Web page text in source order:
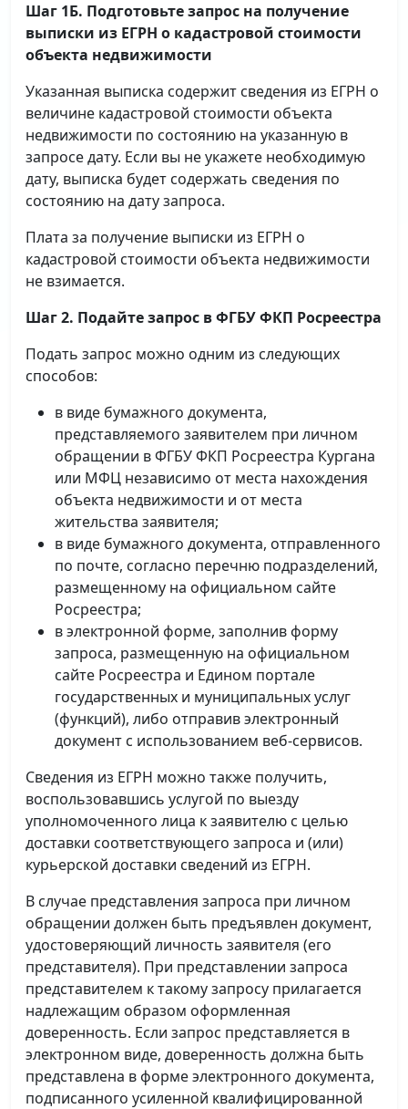
Шаг 1Б. Подготовьте запрос на получение
выписки из ЕГРН о кадастровой стоимости
объекта недвижимости
Указанная выписка содержит сведения из ЕГРН о
величине кадастровой стоимости объекта
недвижимости по состоянию на указанную в
запросе дату. Если вы не укажете необходимую
дату, выписка будет содержать сведения по
состоянию на дату запроса.
Плата за получение выписки из ЕГРН о
кадастровой стоимости объекта недвижимости
не взимается.
Шаг 2. Подайте запрос в ФГБУ ФКП Росреестра
Подать запрос можно одним из следующих
способов:
в виде бумажного документа,
представляемого заявителем при личном
обращении в ФГБУ ФКП Росреестра Кургана
или МФЦ независимо от места нахождения
объекта недвижимости и от места
жительства заявителя;
в виде бумажного документа, отправленного
по почте, согласно перечню подразделений,
размещенному на официальном сайте
Росреестра;
в электронной форме, заполнив форму
запроса, размещенную на официальном
сайте Росреестра и Едином портале
государственных и муниципальных услуг
(функций), либо отправив электронный
документ с использованием веб-сервисов.
Сведения из ЕГРН можно также получить,
воспользовавшись услугой по выезду
уполномоченного лица к заявителю с целью
доставки соответствующего запроса и (или)
курьерской доставки сведений из ЕГРН.
В случае представления запроса при личном
обращении должен быть предъявлен документ,
удостоверяющий личность заявителя (его
представителя). При представлении запроса
представителем к такому запросу прилагается
надлежащим образом оформленная
доверенность. Если запрос представляется в
электронном виде, доверенность должна быть
представлена в форме электронного документа,
подписанного усиленной квалифицированной